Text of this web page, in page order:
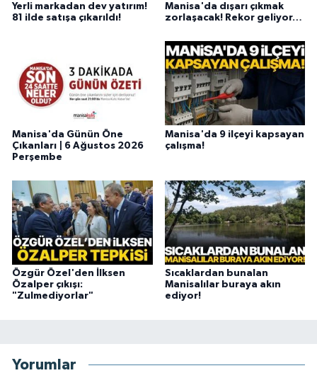
Yerli markadan dev yatırım!
81 ilde satışa çıkarıldı!
Manisa'da dışarı çıkmak
zorlaşacak! Rekor geliyor…
Manisa'da Günün Öne
Çıkanları | 6 Ağustos 2026
Perşembe
Manisa'da 9 ilçeyi kapsayan
çalışma!
Özgür Özel'den İlksen
Özalper çıkışı:
"Zulmediyorlar"
Sıcaklardan bunalan
Manisalılar buraya akın
ediyor!
Yorumlar